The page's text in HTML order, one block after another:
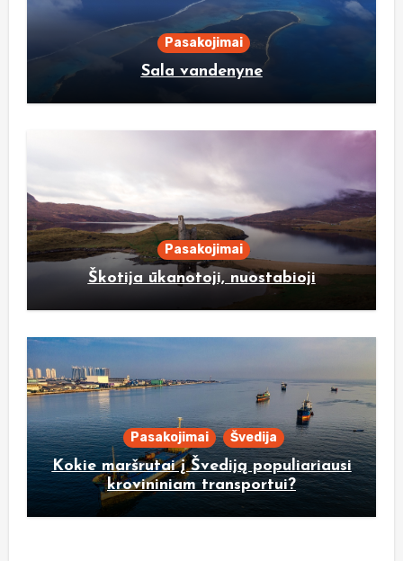
Pasakojimai
Sala vandenyne
Pasakojimai
Škotija ūkanotoji, nuostabioji
Pasakojimai Švedija
Kokie maršrutai į Švediją populiariausi
krovininiam transportui?